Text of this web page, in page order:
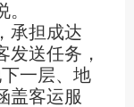
承担成达
发送任务，
一层、地
盖客运服